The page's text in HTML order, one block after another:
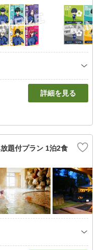
詳細を見る
題付プラン 1泊2食